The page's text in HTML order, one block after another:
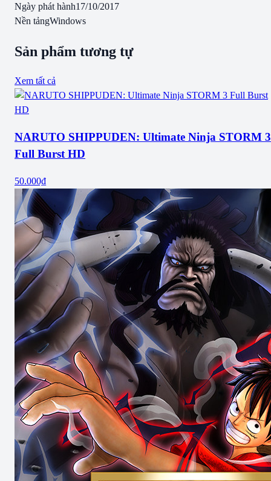
Ngày phát hành17/10/2017
Nền tảngWindows
Sản phẩm tương tự
Xem tất cả
NARUTO SHIPPUDEN: Ultimate Ninja STORM 3
Full Burst HD
50.000₫